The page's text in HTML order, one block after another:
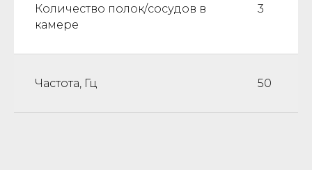
Количество полок/сосудов в
камере
3
Частота, Гц 50